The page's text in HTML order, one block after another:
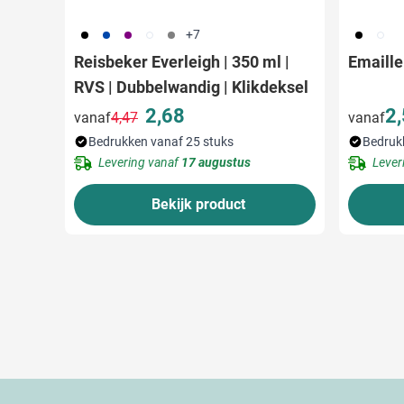
001 023 024 002 003 +7
Reisbeker Everleigh | 350 ml |
RVS | Dubbelwandig | Klikdeksel
vanaf
Normale prijs
4,47 2,68
Bedrukken vanaf 25 stuks
Levering vanaf17 augustus
Bekijk product
001 002
vanaf